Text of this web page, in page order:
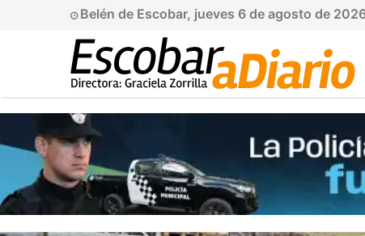
Belén de Escobar, jueves 6 de agosto de